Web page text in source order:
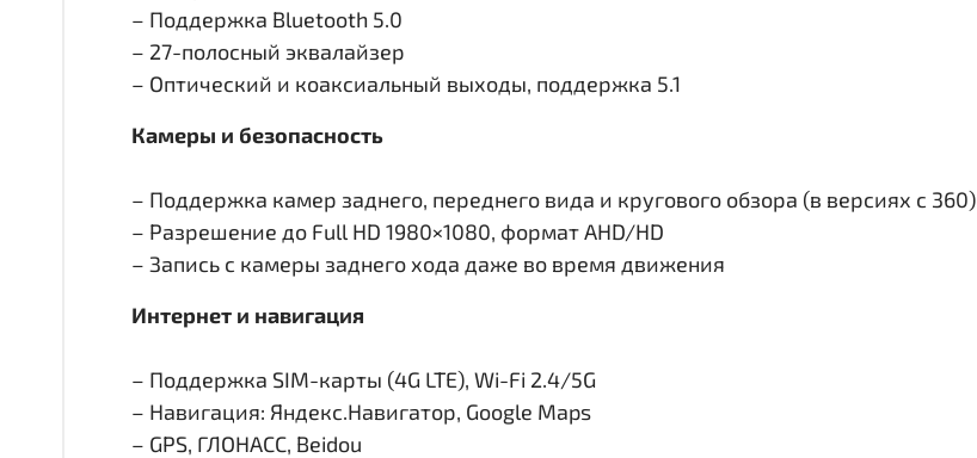
– Поддержка Bluetooth 5.0
– 27-полосный эквалайзер
– Оптический и коаксиальный выходы, поддержка 5.1
Камеры и безопасность
– Поддержка камер заднего, переднего вида и кругового обзора (в версиях с 360)
– Разрешение до Full HD 1980×1080, формат AHD/HD
– Запись с камеры заднего хода даже во время движения
Интернет и навигация
– Поддержка SIM-карты (4G LTE), Wi-Fi 2.4/5G
– Навигация: Яндекс.Навигатор, Google Maps
– GPS, ГЛОНАСС, Beidou